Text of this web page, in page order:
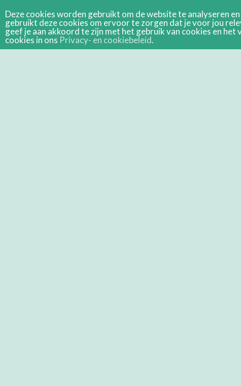
Deze cookies worden gebruikt om de website te analyseren
gebruikt deze cookies om ervoor te zorgen dat je voor jou
geef je aan akkoord te zijn met het gebruik van cookies en
cookies in ons Privacy- en cookiebeleid.